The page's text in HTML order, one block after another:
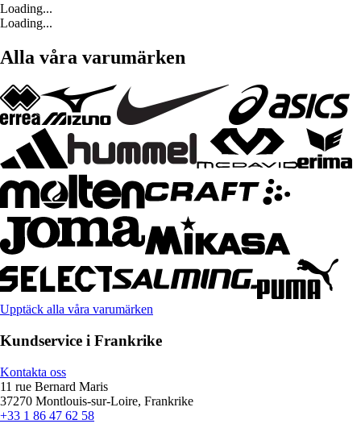
Loading...
Loading...
Alla våra varumärken
Upptäck alla våra varumärken
Kundservice i Frankrike
Kontakta oss
11 rue Bernard Maris
37270 Montlouis-sur-Loire, Frankrike
+33 1 86 47 62 58